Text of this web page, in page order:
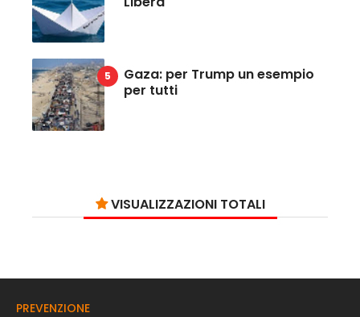
Gaza: per Trump un esempio
per tutti
VISUALIZZAZIONI TOTALI
PREVENZIONE